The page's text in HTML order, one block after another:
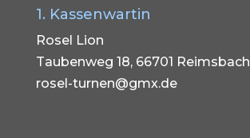
1. Kassenwartin
Rosel Lion
Taubenweg 18, 66701 Reimsbach
rosel-turnen@gmx.de